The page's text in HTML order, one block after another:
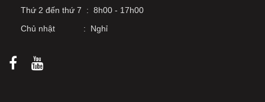
Thứ 2 đến thứ 7 : 8h00 - 17h00
Chủ nhật : Nghỉ